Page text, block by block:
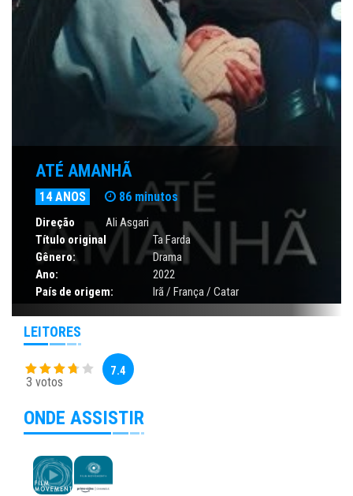
ATÉ AMANHÃ
14 ANOS 86 minutos
Direção
Ali Asgari
Título original
Ta Farda
Gênero:
Drama
Ano:
2022
País de origem:
Irã / França / Catar
LEITORES
3 votos
7.4
ONDE ASSISTIR